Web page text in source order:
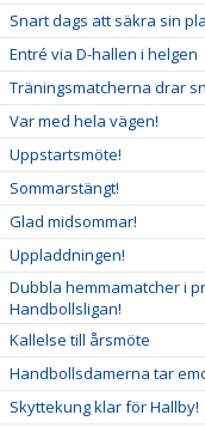
Snart dags att säkra sin
Entré via D-hallen i helgen
Träningsmatcherna drar
Var med hela vägen!
Uppstartsmöte!
Sommarstängt!
Glad midsommar!
Uppladdningen!
Dubbla hemmamatcher i
Handbollsligan!
Kallelse till årsmöte
Handbollsdamerna tar
Skyttekung klar för Hallby!